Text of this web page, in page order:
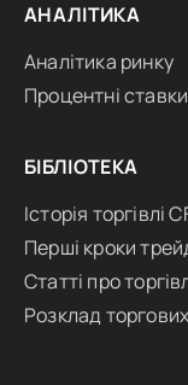
АНАЛІТИКА
Аналітика ринку
Процентні ставки
БІБЛІОТЕКА
Історія торгівлі
Перші кроки
Статті про
Розклад